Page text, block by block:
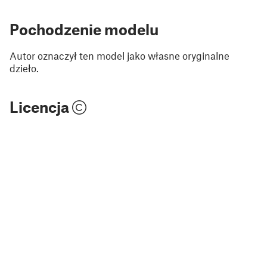
Pochodzenie modelu
Autor oznaczył ten model jako własne oryginalne
dzieło.
Licencja